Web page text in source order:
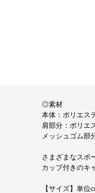
◎素材
本体：ポリエス
肩部分：ポリエ
メッシュゴム部
さまざまなスポ
カップ付きのキ
【サイズ】単位